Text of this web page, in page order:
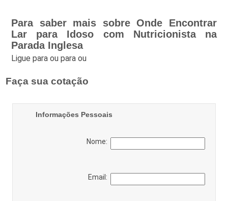
Para saber mais sobre Onde Encontrar
Lar para Idoso com Nutricionista na
Parada Inglesa
Ligue paraou paraou
Faça sua cotação
Informações Pessoais
Nome:
Email: